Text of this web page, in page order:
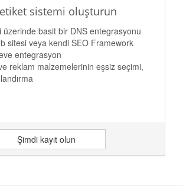
sistemi oluşturun
üzerinde basit bir DNS entegrasyonu
sitesi veya kendi SEO Framework
entegrasyon
reklam malzemelerinin eşsiz seçimi,
Şimdi kayıt olun